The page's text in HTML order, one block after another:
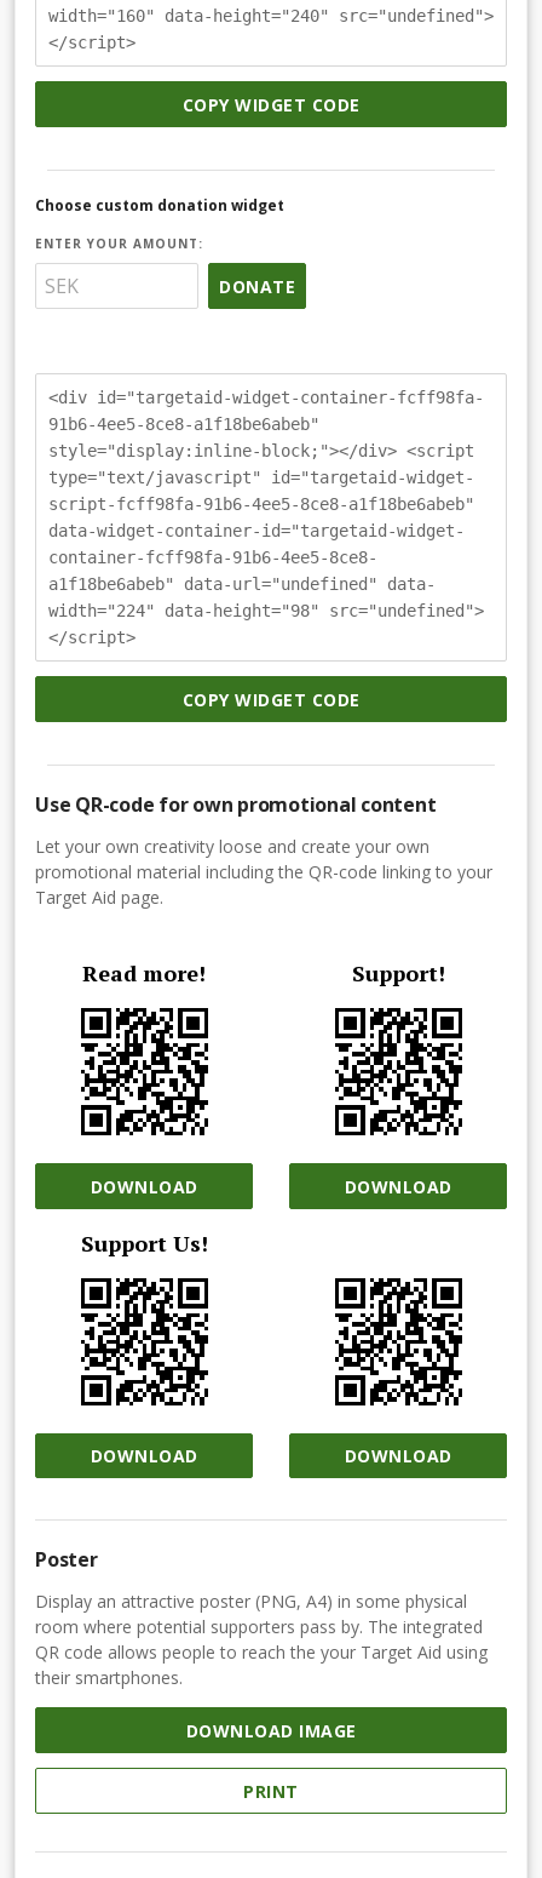
width="160" data-height="240" src="undefined">
</script>
COPY WIDGET CODE
Choose custom donation widget
ENTER YOUR AMOUNT:
DONATE
<div id="targetaid-widget-container-fcff98fa-
91b6-4ee5-8ce8-a1f18be6abeb"
style="display:inline-block;"></div> <script
type="text/javascript" id="targetaid-widget-
script-fcff98fa-91b6-4ee5-8ce8-a1f18be6abeb"
data-widget-container-id="targetaid-widget-
container-fcff98fa-91b6-4ee5-8ce8-
a1f18be6abeb" data-url="undefined" data-
width="224" data-height="98" src="undefined">
</script>
COPY WIDGET CODE
Use QR-code for own promotional content
Let your own creativity loose and create your own
promotional material including the QR-code linking to your
Target Aid page.
Read more!
DOWNLOAD
Support!
DOWNLOAD
Support Us!
DOWNLOAD DOWNLOAD
Poster
Display an attractive poster (PNG, A4) in some physical
room where potential supporters pass by. The integrated
QR code allows people to reach the your Target Aid using
their smartphones.
DOWNLOAD IMAGE
PRINT